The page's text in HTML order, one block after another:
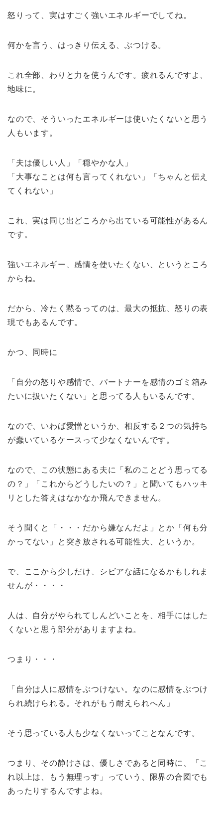
怒りって、実はすごく強いエネルギーでしてね。
何かを言う、はっきり伝える、ぶつける。
これ全部、わりと力を使うんです。疲れるんですよ、
地味に。
なので、そういったエネルギーは使いたくないと思う
人もいます。
「夫は優しい人」「穏やかな人」
「大事なことは何も言ってくれない」「ちゃんと伝え
てくれない」
これ、実は同じ出どころから出ている可能性があるん
です。
強いエネルギー、感情を使いたくない、というところ
からね。
だから、冷たく黙るってのは、最大の抵抗、怒りの表
現でもあるんです。
かつ、同時に
「自分の怒りや感情で、パートナーを感情のゴミ箱み
たいに扱いたくない」と思ってる人もいるんです。
なので、いわば愛憎というか、相反する２つの気持ち
が蠢いているケースって少なくないんです。
なので、この状態にある夫に「私のことどう思ってる
の？」「これからどうしたいの？」と聞いてもハッキ
リとした答えはなかなか飛んできません。
そう聞くと「・・・だから嫌なんだよ」とか「何も分
かってない」と突き放される可能性大、というか。
で、ここから少しだけ、シビアな話になるかもしれま
せんが・・・・
人は、自分がやられてしんどいことを、相手にはした
くないと思う部分がありますよね。
つまり・・・
「自分は人に感情をぶつけない。なのに感情をぶつけ
られ続けられる。それがもう耐えられへん」
そう思っている人も少なくないってことなんです。
つまり、その静けさは、優しさであると同時に、「こ
れ以上は、もう無理っす」っていう、限界の合図でも
あったりするんですよね。